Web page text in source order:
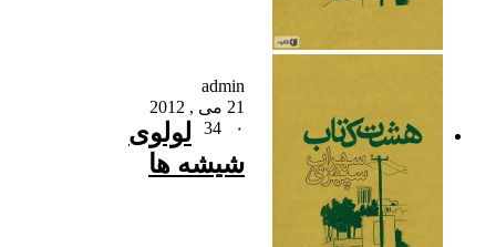
admin
21 می , 2012
۰
لولوی
شیشه ها